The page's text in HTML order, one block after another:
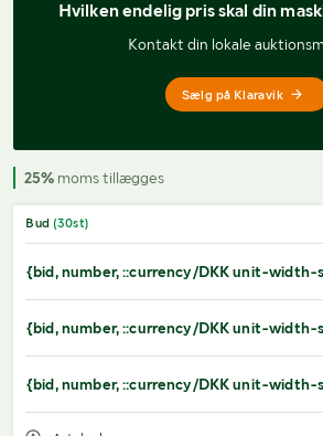
Hvilken endelig pris skal din
Kontakt din lokale
Sælg på Klaravik
25% moms tillægges
Bud (30st)
{bid, number, ::currency/DKK unit-
{bid, number, ::currency/DKK unit-
{bid, number, ::currency/DKK unit-